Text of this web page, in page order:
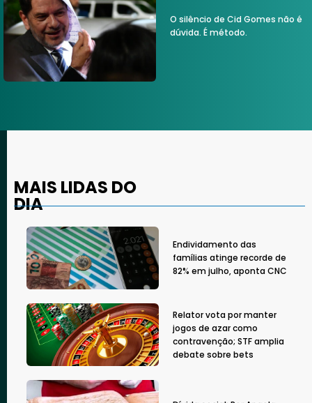
O silêncio de Cid Gomes não é
dúvida. É método.
MAIS LIDAS DO
DIA
Endividamento das
famílias atinge recorde de
82% em julho, aponta CNC
Relator vota por manter
jogos de azar como
contravenção; STF amplia
debate sobre bets